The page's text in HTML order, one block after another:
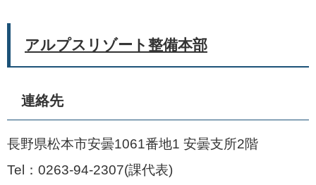
アルプスリゾート整備本部
連絡先
長野県松本市安曇1061番地1 安曇支所2階
Tel：0263-94-2307 課代表